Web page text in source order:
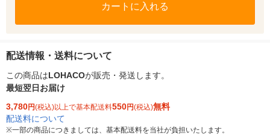
カートに入れる
配送情報・送料について
この商品はLOHACOが販売・発送します。
最短翌日お届け
3,780円(税込)以上で基本配送料550円(税込)無料
配送料について
※一部の商品につきましては、基本配送料を当社が負担いたします。